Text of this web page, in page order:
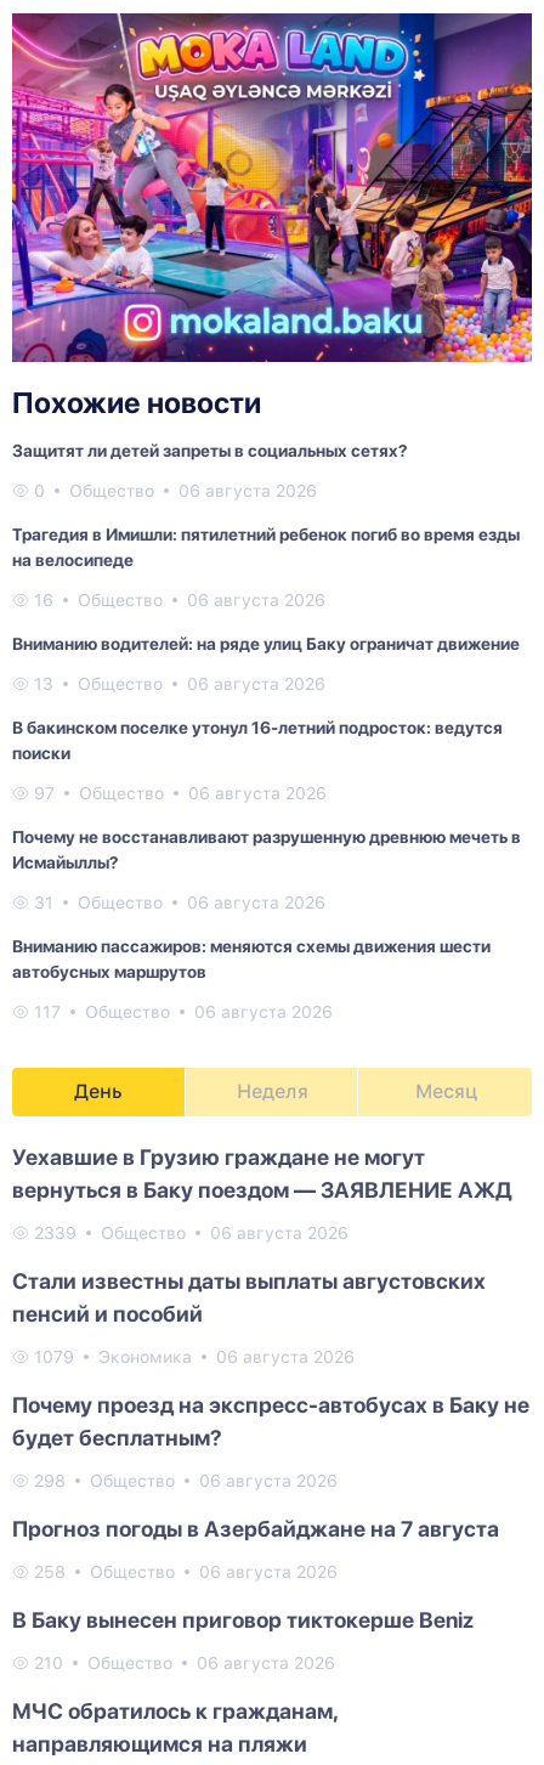
Похожие новости
Защитят ли детей запреты в социальных сетях?
0 Общество 06 августа 2026
Трагедия в Имишли: пятилетний ребенок погиб во время езды
на велосипеде
16 Общество 06 августа 2026
Вниманию водителей: на ряде улиц Баку ограничат движение
13 Общество 06 августа 2026
В бакинском поселке утонул 16-летний подросток: ведутся
поиски
97 Общество 06 августа 2026
Почему не восстанавливают разрушенную древнюю мечеть в
Исмайыллы?
31 Общество 06 августа 2026
Вниманию пассажиров: меняются схемы движения шести
автобусных маршрутов
117 Общество 06 августа 2026
День Неделя Месяц
Уехавшие в Грузию граждане не могут
вернуться в Баку поездом — ЗАЯВЛЕНИЕ АЖД
2339 Общество 06 августа 2026
Стали известны даты выплаты августовских
пенсий и пособий
1079 Экономика 06 августа 2026
Почему проезд на экспресс-автобусах в Баку не
будет бесплатным?
298 Общество 06 августа 2026
Прогноз погоды в Азербайджане на 7 августа
258 Общество 06 августа 2026
В Баку вынесен приговор тиктокерше Beniz
210 Общество 06 августа 2026
МЧС обратилось к гражданам,
направляющимся на пляжи